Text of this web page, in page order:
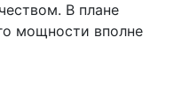
В плане
мощности вполне